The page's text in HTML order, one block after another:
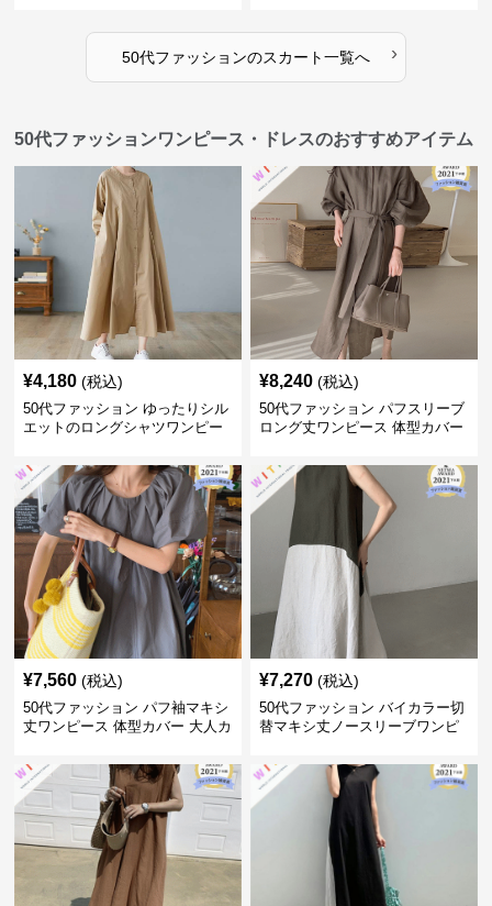
50代ファッションのスカート一覧へ ›
50代ファッションワンピース・ドレスのおすすめアイテム
¥4,180 (税込)
50代ファッション ゆったりシル
エットのロングシャツワンピー
¥8,240 (税込)
50代ファッション パフスリーブ
ロング丈ワンピース 体型カバー
¥7,560 (税込)
50代ファッション パフ袖マキシ
丈ワンピース 体型カバー 大人カ
¥7,270 (税込)
50代ファッション バイカラー切
替マキシ丈ノースリーブワンピ